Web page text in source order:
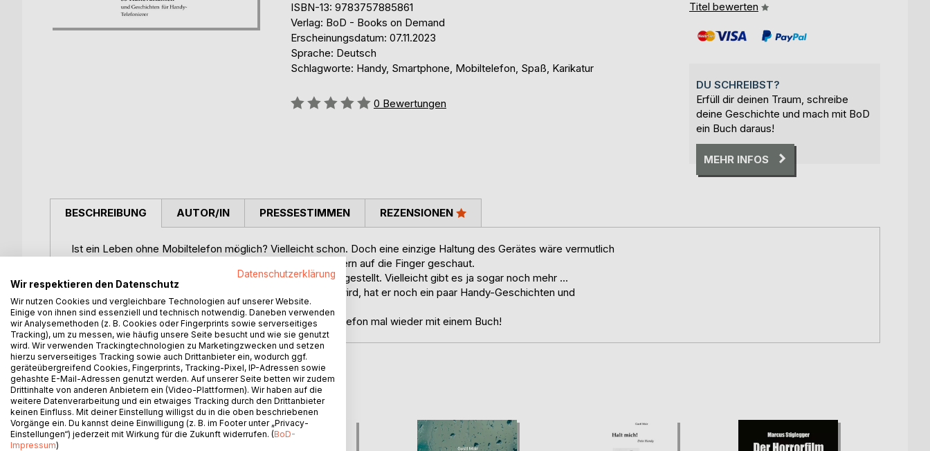
ISBN-13: 9783757885861
Verlag: BoD - Books on Demand
Erscheinungsdatum: 07.11.2023
Sprache: Deutsch
Schlagworte: Handy, Smartphone, Mobiltelefon, Spaß, Karikatur
Bewertung::
0 Bewertungen
Titel bewerten
DU SCHREIBST?
Erfüll dir deinen Traum, schreibe
deine Geschichte und mach mit BoD
ein Buch daraus!
MEHR INFOS
BESCHREIBUNG
Ist ein Leben ohne Mobiltelefon möglich? Vielleicht schon. Doch eine einzige Haltung des Gerätes wäre vermutlich
langweilig. Deshalb hat der Autor vielen Handy-Telefonierern auf die Finger geschaut.
Dabei hat er 35 Haltevarianten gesammelt und bildlich dargestellt. Vielleicht gibt es ja sogar noch mehr ...
Damit die Langeweile bei der Betrachtung nicht zu groß wird, hat er noch ein paar Handy-Geschichten und
Smartphone-Erzählungen dazugefügt.
Und wie es manchmal so nett heißt: Betrüge dein Mobiltelefon mal wieder mit einem Buch!
AUTOR/IN PRESSESTIMMEN REZENSIONEN
WEITERE TITEL BEIBoD
Datenschutzerklärung
Wir respektieren den Datenschutz
Wir nutzen Cookies und vergleichbare Technologien auf unserer Website.
Einige von ihnen sind essenziell und technisch notwendig. Daneben verwenden
wir Analysemethoden (z. B. Cookies oder Fingerprints sowie serverseitiges
Tracking), um zu messen, wie häufig unsere Seite besucht und wie sie genutzt
wird. Wir verwenden Trackingtechnologien zu Marketingzwecken und setzen
hierzu serverseitiges Tracking sowie auch Drittanbieter ein, wodurch ggf.
geräteübergreifend Cookies, Fingerprints, Tracking-Pixel, IP-Adressen sowie
gehashte E-Mail-Adressen genutzt werden. Auf unserer Seite betten wir zudem
Drittinhalte von anderen Anbietern ein (Video-Plattformen). Wir haben auf die
weitere Datenverarbeitung und ein etwaiges Tracking durch den Drittanbieter
keinen Einfluss. Mit deiner Einstellung willigst du in die oben beschriebenen
Vorgänge ein. Du kannst deine Einwilligung (z. B. im Footer unter „Privacy-
Einstellungen“) jederzeit mit Wirkung für die Zukunft widerrufen. (BoD-
Impressum)